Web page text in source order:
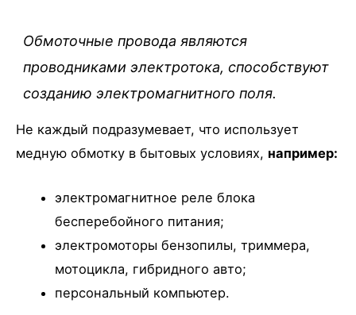
Обмоточные провода являются
проводниками электротока, способствуют
созданию электромагнитного поля.
Не каждый подразумевает, что использует
медную обмотку в бытовых условиях, например:
электромагнитное реле блока
бесперебойного питания;
электромоторы бензопилы, триммера,
мотоцикла, гибридного авто;
персональный компьютер.